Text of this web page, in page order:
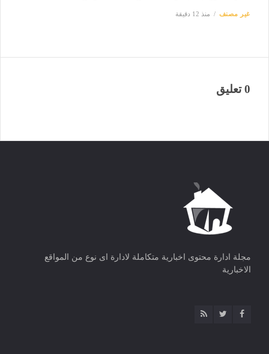
غير مصنف منذ 12 دقيقة
0 تعليق
مجلة ادارة محتوى اخبارية متكاملة لادارة اى نوع من المواقع
الاخبارية